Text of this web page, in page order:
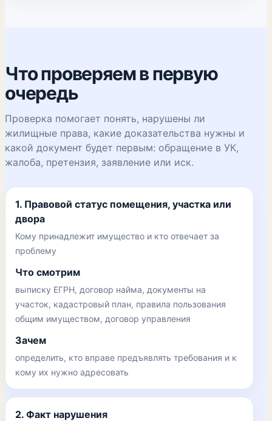
Что проверяем в первую
очередь
Проверка помогает понять, нарушены ли
жилищные права, какие доказательства нужны и
какой документ будет первым: обращение в УК,
жалоба, претензия, заявление или иск.
1. Правовой статус помещения, участка или
двора
Кому принадлежит имущество и кто отвечает за
проблему
Что смотрим
выписку ЕГРН, договор найма, документы на
участок, кадастровый план, правила пользования
общим имуществом, договор управления
Зачем
определить, кто вправе предъявлять требования и к
кому их нужно адресовать
2. Факт нарушения